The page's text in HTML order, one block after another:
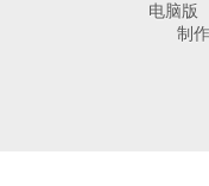
电脑版
制